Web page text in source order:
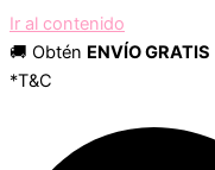
Ir al contenido
🚚 Obtén ENVÍO GRATIS
*T&C